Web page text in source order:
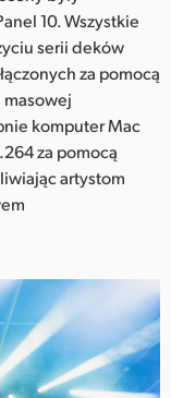
10. Wszystkie
serii deków
za pomocą
masowej
komputer Mac
za pomocą
artystom